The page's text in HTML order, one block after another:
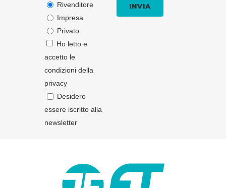
Rivenditore
Impresa
Privato
Ho letto e
accetto le
condizioni della
privacy
Desidero
essere iscritto alla
newsletter